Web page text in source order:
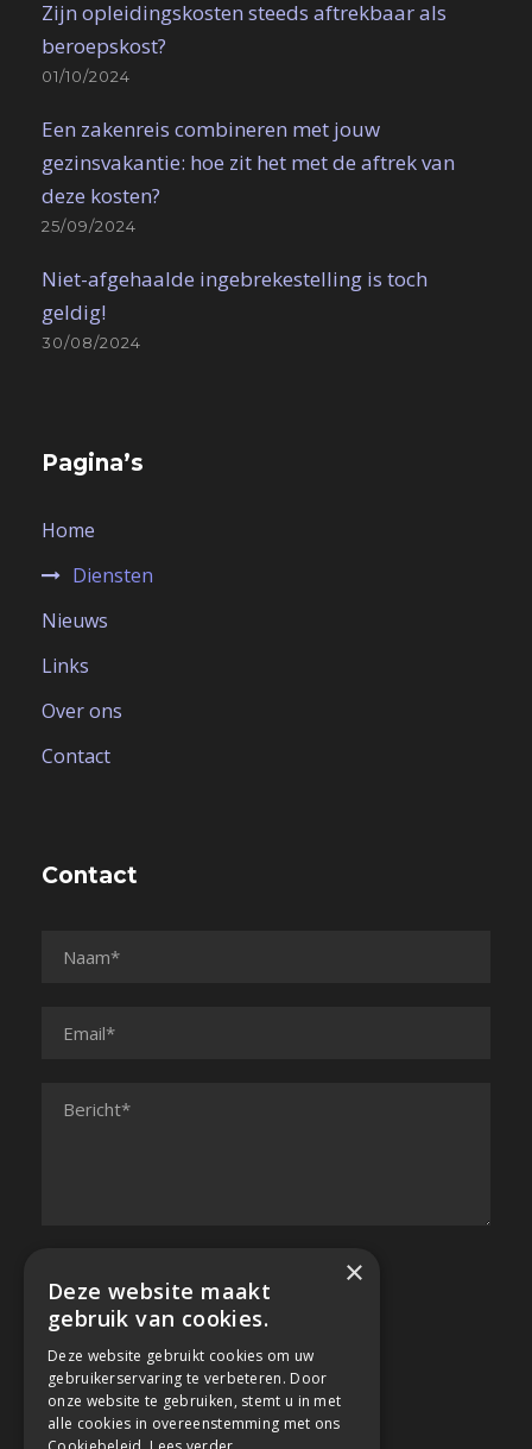
Zijn opleidingskosten steeds aftrekbaar als
beroepskost?
01/10/2024
Een zakenreis combineren met jouw
gezinsvakantie: hoe zit het met de aftrek van
deze kosten?
25/09/2024
Niet-afgehaalde ingebrekestelling is toch
geldig!
30/08/2024
Pagina’s
Home
Diensten
Nieuws
Links
Over ons
Contact
Contact
×
Deze website maakt
gebruik van cookies.
Deze website gebruikt cookies om uw
gebruikerservaring te verbeteren. Door
onze website te gebruiken, stemt u in met
alle cookies in overeenstemming met ons